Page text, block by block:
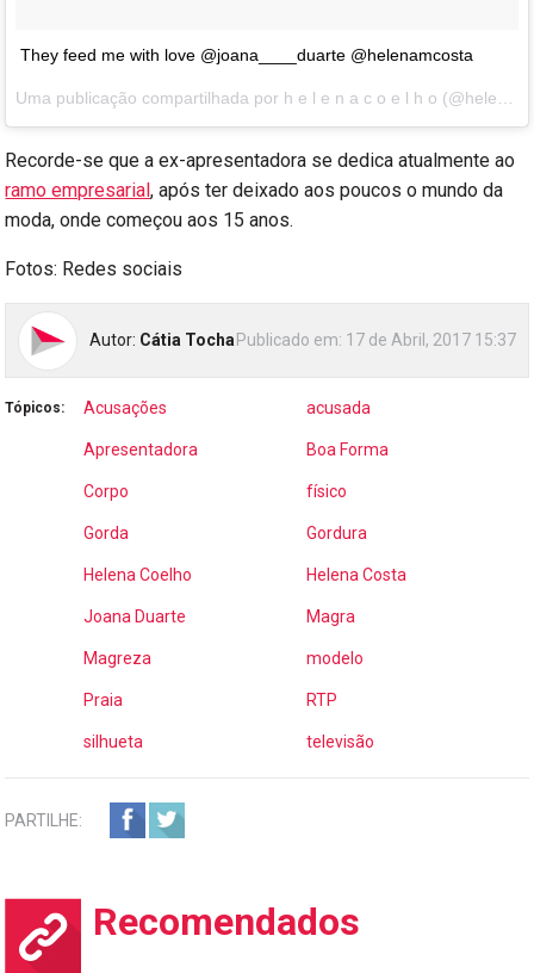
They feed me with love @joana____duarte @helenamcosta
Recorde-se que a ex-apresentadora se dedica atualmente ao
ramo empresarial, após ter deixado aos poucos o mundo da
moda, onde começou aos 15 anos.
Fotos: Redes sociais
Autor: Cátia Tocha Publicado em: 17 de Abril, 2017 15:37
Tópicos: Acusações acusada
Apresentadora Boa Forma
Corpo físico
Gorda Gordura
Helena Coelho Helena Costa
Joana Duarte Magra
Magreza modelo
Praia RTP
silhueta televisão
PARTILHE:
Recomendados